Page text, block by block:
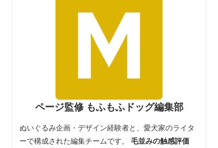
ページ監修 もふもふドッグ編集部
ぬいぐるみ企画・デザイン経験者と、愛犬家のライタ
ーで構成された編集チームです。 毛並みの触感評価